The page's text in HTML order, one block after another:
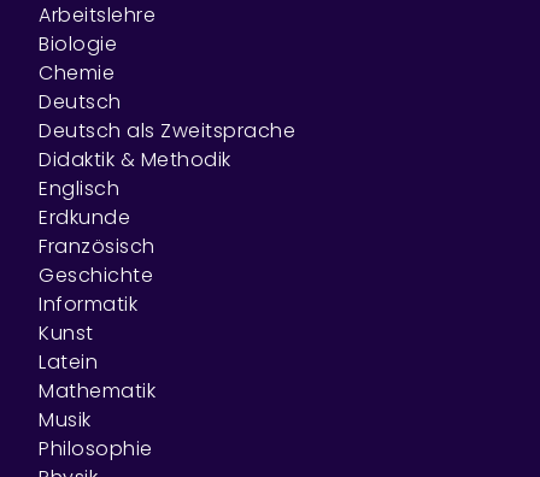
Arbeitslehre
Biologie
Chemie
Deutsch
Deutsch als Zweitsprache
Didaktik & Methodik
Englisch
Erdkunde
Französisch
Geschichte
Informatik
Kunst
Latein
Mathematik
Musik
Philosophie